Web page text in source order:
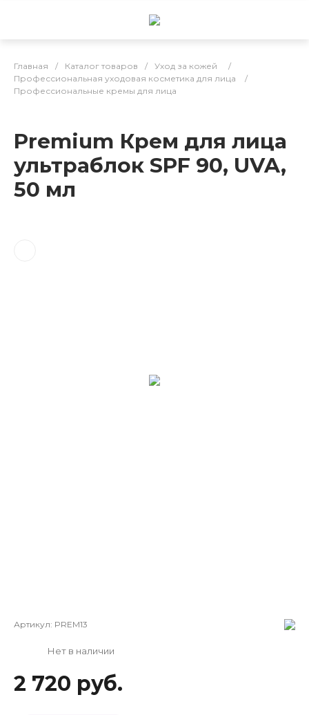
Главная / Каталог товаров / Уход за кожей
/
Профессиональная уходовая косметика для лица
/
Профессиональные кремы для лица
Premium Крем для лица
ультраблок SPF 90, UVA,
50 мл
Артикул: PREM13
Нет в наличии
2 720 руб.